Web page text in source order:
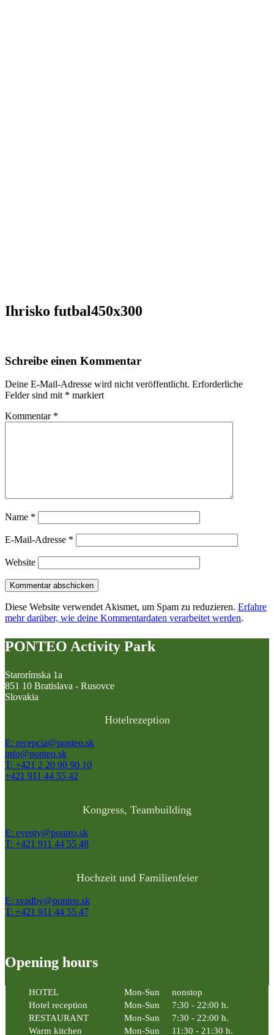
Ihrisko futbal450x300
Schreibe einen Kommentar
Deine E-Mail-Adresse wird nicht veröffentlicht. Erforderliche
Felder sind mit * markiert
Kommentar *
Name *
E-Mail-Adresse *
Website
Diese Website verwendet Akismet, um Spam zu reduzieren. Erfahre
mehr darüber, wie deine Kommentardaten verarbeitet werden.
PONTEO Activity Park
Starorímska 1a
851 10 Bratislava - Rusovce
Slovakia
Hotelrezeption
E: recepcia@ponteo.sk
info@ponteo.sk
T: +421 2 20 90 90 10
+421 911 44 55 42
Kongress, Teambuilding
E: eventy@ponteo.sk
T: +421 911 44 55 48
Hochzeit und Familienfeier
E: svadby@ponteo.sk
T: +421 911 44 55 47
Opening hours
HOTEL Mon-Sun
nonstop
Hotel reception
Mon-Sun
7:30 - 22:00 h.
RESTAURANT
Mon-Sun
7:30 - 22:00 h.
Warm kitchen
Mon-Sun 11:30 - 21:30 h.